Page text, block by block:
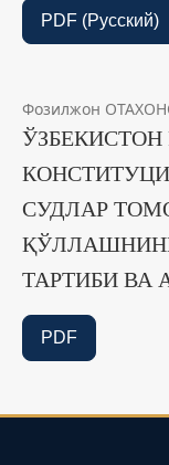
PDF (Русский)
Фозилжон
СУДЛАР
ТАРТИБИ ВА
PDF